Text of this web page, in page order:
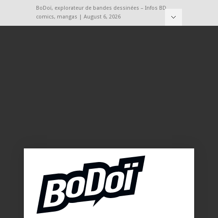
BoDoï, explorateur de bandes dessinées – Infos BD,
comics, mangas | August 6, 2026